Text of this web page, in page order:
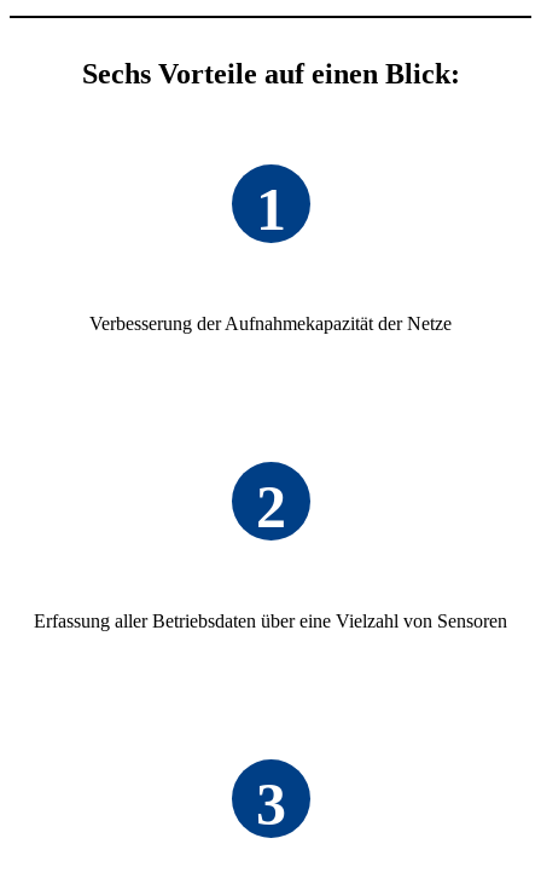
Sechs Vorteile auf einen Blick:
1
Verbes­se­rung der Aufnah­me­ka­pa­zität der Netze
2
Erfas­sung aller Betriebs­daten über eine Viel­zahl von Sensoren
3